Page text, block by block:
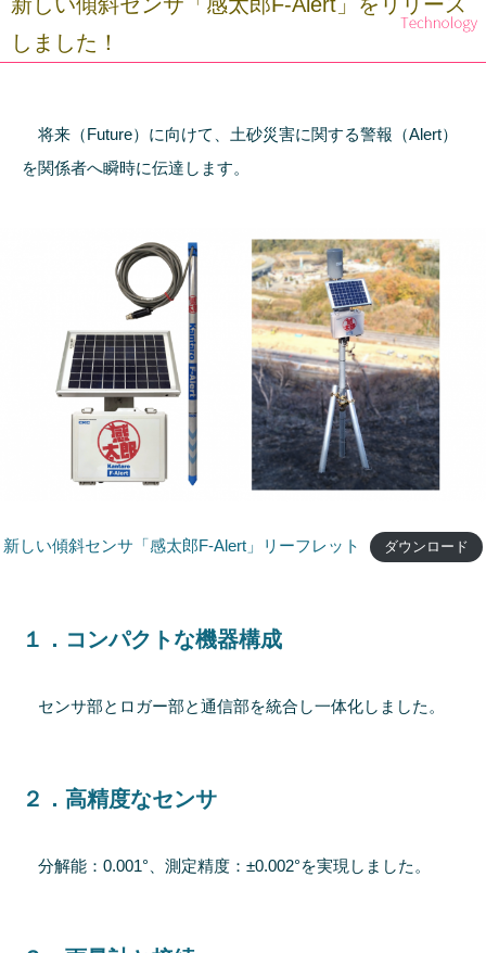
しました！
将来（Future）に向けて、土砂災害に関する警報（Alert）
を関係者へ瞬時に伝達します。
新しい傾斜センサ「感太郎F-Alert」リーフレット ダウンロード
１．コンパクトな機器構成
センサ部とロガー部と通信部を統合し一体化しました。
２．高精度なセンサ
分解能：0.001°、測定精度：±0.002°を実現しました。